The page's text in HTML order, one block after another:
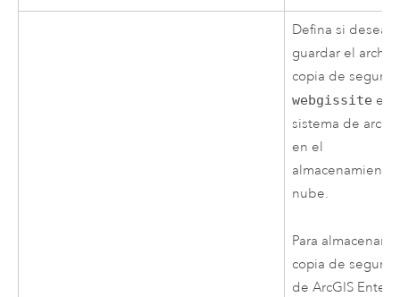
Defina si desea
guardar el
copia de
webgissite en
sistema de
en el
almacenamiento
nube.
Para almacenar la
copia de
deArcGIS